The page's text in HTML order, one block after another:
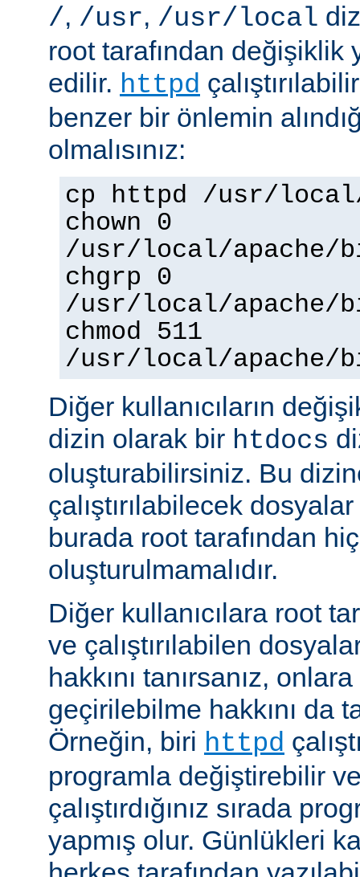
/, /usr, /usr/local
root tarafından değişiklik
edilir. httpd
benzer bir önlemin
olmalısınız:
cp httpd /usr/
chown 0
/usr/local/apache/
chgrp 0
/usr/local/apache/
chmod 511
/usr/local/apache/
Diğer kullanıcıların
dizin olarak bir htdocs
oluşturabilirsiniz. Bu
çalıştırılabilecek
burada root tarafından
oluşturulmamalıdır.
Diğer kullanıcılara root
ve çalıştırılabilen
hakkını tanırsanız,
geçirilebilme hakkını da
Örneğin, biri httpd
programla değiştirebilir
çalıştırdığınız sırada
yapmış olur. Günlükleri